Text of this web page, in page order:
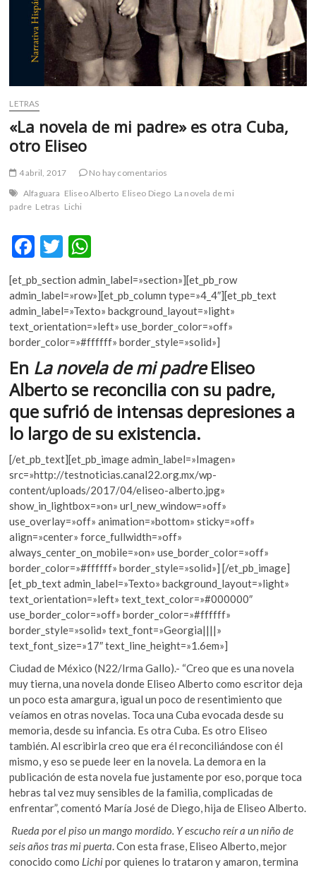
k
p
e
LETRAS
«La novela de mi padre» es otra Cuba,
otro Eliseo
4 abril, 2017
No hay comentarios
Alfaguara Eliseo Alberto Eliseo Diego La novela de mi
padre Letras Lichi
F
e
b
o
o
k
T
w
itt
er
h
at
s
A
p
p
[et_pb_section admin_label=»section»][et_pb_row
admin_label=»row»][et_pb_column type=»4_4″][et_pb_text
admin_label=»Texto» background_layout=»light»
text_orientation=»left» use_border_color=»off»
border_color=»#ffffff» border_style=»solid»]
En La novela de mi padreEliseo
Alberto se reconcilia con su padre,
que sufrió de intensas depresiones a
lo largo de su existencia.
[/et_pb_text][et_pb_image admin_label=»Imagen»
src=»http://testnoticias.canal22.org.mx/wp-
content/uploads/2017/04/eliseo-alberto.jpg»
show_in_lightbox=»on» url_new_window=»off»
use_overlay=»off» animation=»bottom» sticky=»off»
align=»center» force_fullwidth=»off»
always_center_on_mobile=»on» use_border_color=»off»
border_color=»#ffffff» border_style=»solid»] [/et_pb_image]
[et_pb_text admin_label=»Texto» background_layout=»light»
text_orientation=»left» text_text_color=»#000000″
use_border_color=»off» border_color=»#ffffff»
border_style=»solid» text_font=»Georgia||||»
text_font_size=»17″ text_line_height=»1.6em»]
Ciudad de México (N22/Irma Gallo).- “Creo que es una novela
muy tierna, una novela donde Eliseo Alberto como escritor deja
un poco esta amargura, igual un poco de resentimiento que
veíamos en otras novelas. Toca una Cuba evocada desde su
memoria, desde su infancia. Es otra Cuba. Es otro Eliseo
también. Al escribirla creo que era él reconciliándose con él
mismo, y eso se puede leer en la novela. La demora en la
publicación de esta novela fue justamente por eso, porque toca
hebras tal vez muy sensibles de la familia, complicadas de
enfrentar”, comentó María José de Diego, hija de Eliseo Alberto.
Rueda por el piso un mango mordido. Y escucho reír a un niño de
seis años tras mi puerta. Con esta frase, Eliseo Alberto, mejor
conocido como Lichipor quienes lo trataron y amaron, termina